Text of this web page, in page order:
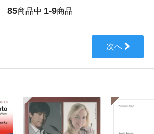
85商品中 1-9商品
次へ